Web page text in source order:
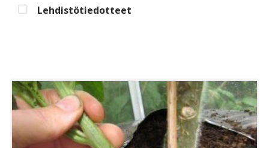
Lehdistötiedotteet